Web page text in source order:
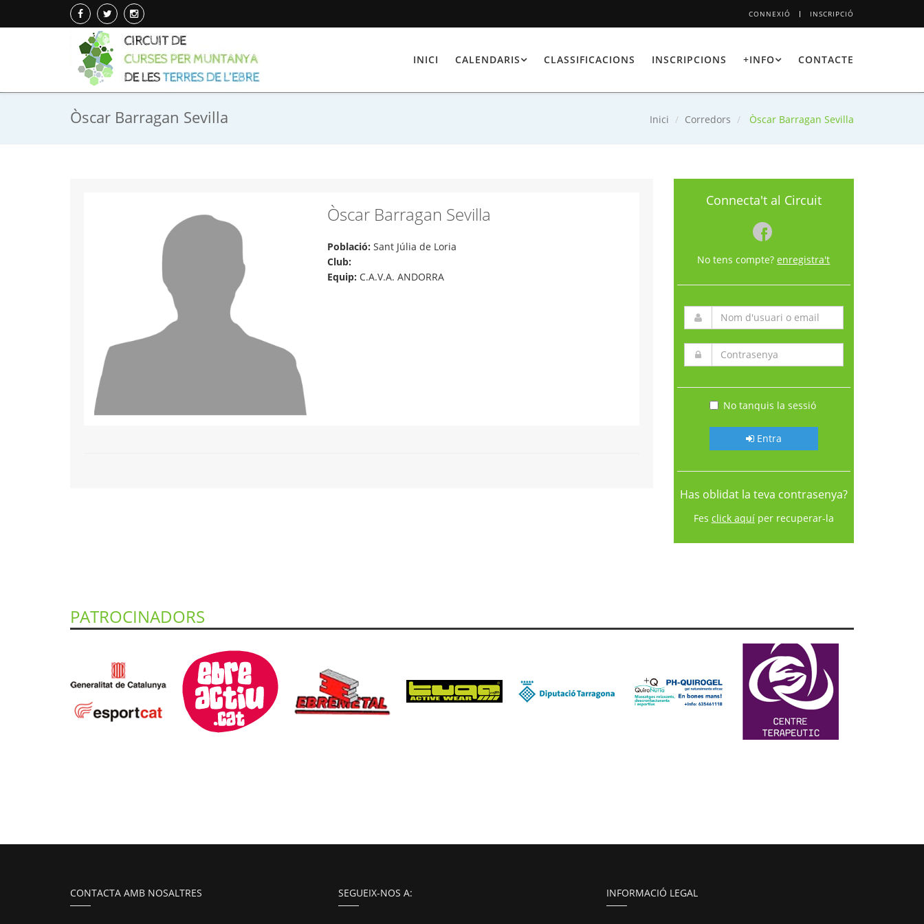
CONNEXIÓ INSCRIPCIÓ
INICI CALENDARIS CLASSIFICACIONS INSCRIPCIONS +INFO CONTACTE
Òscar Barragan Sevilla Inici Corredors Òscar Barragan Sevilla
Òscar Barragan Sevilla
Població: Sant Júlia de Loria
Club:
Equip: C.A.V.A. ANDORRA
Connecta't al Circuit
No tens compte?enregistra't
No tanquis la sessió
Entra
Has oblidat la teva contrasenya?
Fes click aquíper recuperar-la
PATROCINADORS
CONTACTA AMB NOSALTRES SEGUEIX-NOS A: INFORMACIÓ LEGAL